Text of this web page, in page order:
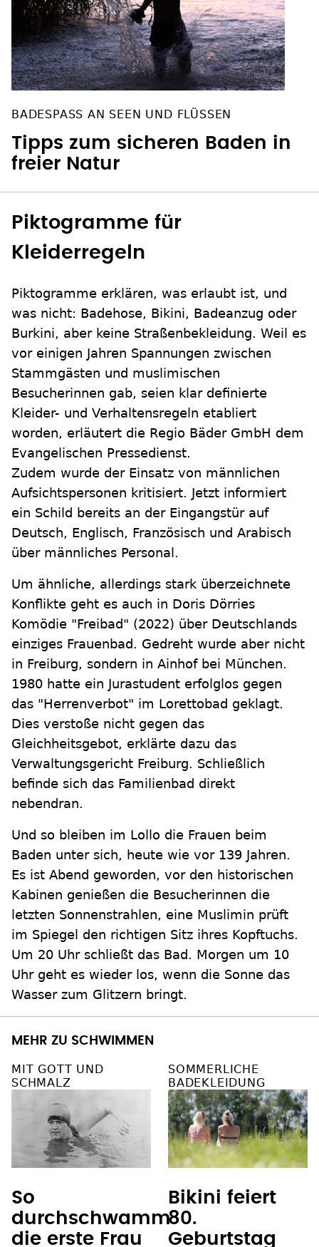
BADESPASS AN SEEN UND FLÜSSEN
Tipps zum sicheren Baden in
freier Natur
Piktogramme für
Kleiderregeln
Piktogramme erklären, was erlaubt ist, und
was nicht: Badehose, Bikini, Badeanzug oder
Burkini, aber keine Straßenbekleidung. Weil es
vor einigen Jahren Spannungen zwischen
Stammgästen und muslimischen
Besucherinnen gab, seien klar definierte
Kleider- und Verhaltensregeln etabliert
worden, erläutert die Regio Bäder GmbH dem
Evangelischen Pressedienst.
Zudem wurde der Einsatz von männlichen
Aufsichtspersonen kritisiert. Jetzt informiert
ein Schild bereits an der Eingangstür auf
Deutsch, Englisch, Französisch und Arabisch
über männliches Personal.
Um ähnliche, allerdings stark überzeichnete
Konflikte geht es auch in Doris Dörries
Komödie "Freibad" (2022) über Deutschlands
einziges Frauenbad. Gedreht wurde aber nicht
in Freiburg, sondern in Ainhof bei München.
1980 hatte ein Jurastudent erfolglos gegen
das "Herrenverbot" im Lorettobad geklagt.
Dies verstoße nicht gegen das
Gleichheitsgebot, erklärte dazu das
Verwaltungsgericht Freiburg. Schließlich
befinde sich das Familienbad direkt
nebendran.
Und so bleiben im Lollo die Frauen beim
Baden unter sich, heute wie vor 139 Jahren.
Es ist Abend geworden, vor den historischen
Kabinen genießen die Besucherinnen die
letzten Sonnenstrahlen, eine Muslimin prüft
im Spiegel den richtigen Sitz ihres Kopftuchs.
Um 20 Uhr schließt das Bad. Morgen um 10
Uhr geht es wieder los, wenn die Sonne das
Wasser zum Glitzern bringt.
MEHR ZU SCHWIMMEN
MIT GOTT UND
SCHMALZ
So
durchschwamm
die erste Frau
SOMMERLICHE
BADEKLEIDUNG
Bikini feiert
80.
Geburtstag